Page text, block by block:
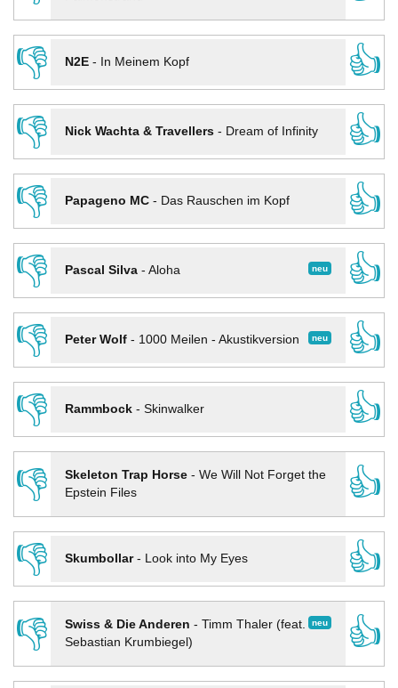
👎
N2E- In Meinem Kopf
👍
👎
Nick Wachta & Travellers- Dream of Infinity
👍
👎
Papageno MC- Das Rauschen im Kopf
👍
👎
neu
Pascal Silva- Aloha
👍
👎
neu
Peter Wolf- 1000 Meilen - Akustikversion
👍
👎
Rammbock- Skinwalker
👍
👎
Skeleton Trap Horse- We Will Not Forget the
Epstein Files
👍
👎
Skumbollar- Look into My Eyes
👍
👎
neu
Swiss & Die Anderen - Timm Thaler (feat.
Sebastian Krumbiegel)
👍